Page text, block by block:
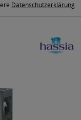
Datenschutzerklärung